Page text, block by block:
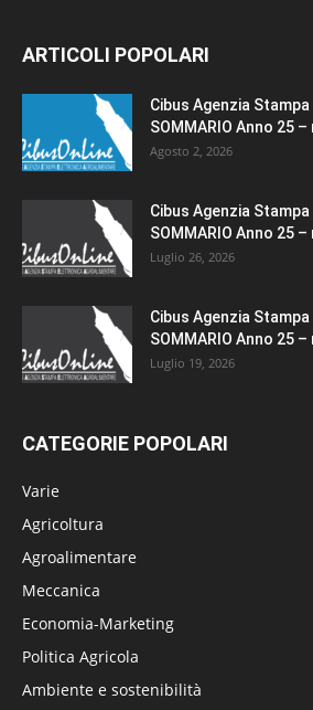
ARTICOLI POPOLARI
Cibus Agenzia
SOMMARIO Anno 25 –
Agosto 2, 2026
Cibus Agenzia
SOMMARIO Anno 25 –
Luglio 26, 2026
Cibus Agenzia
SOMMARIO Anno 25 –
Luglio 19, 2026
CATEGORIE POPOLARI
Varie
Agricoltura
Agroalimentare
Meccanica
Economia-Marketing
Politica Agricola
Ambiente e sostenibilità